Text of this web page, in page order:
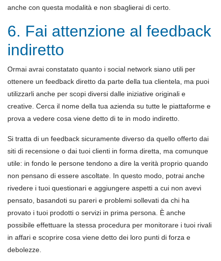
anche con questa modalità e non sbaglierai di certo.
6. Fai attenzione al feedback
indiretto
Ormai avrai constatato quanto i social network siano utili per
ottenere un feedback diretto da parte della tua clientela, ma puoi
utilizzarli anche per scopi diversi dalle iniziative originali e
creative. Cerca il nome della tua azienda su tutte le piattaforme e
prova a vedere cosa viene detto di te in modo indiretto.
Si tratta di un feedback sicuramente diverso da quello offerto dai
siti di recensione o dai tuoi clienti in forma diretta, ma comunque
utile: in fondo le persone tendono a dire la verità proprio quando
non pensano di essere ascoltate. In questo modo, potrai anche
rivedere i tuoi questionari e aggiungere aspetti a cui non avevi
pensato, basandoti su pareri e problemi sollevati da chi ha
provato i tuoi prodotti o servizi in prima persona. È anche
possibile effettuare la stessa procedura per monitorare i tuoi rivali
in affari e scoprire cosa viene detto dei loro punti di forza e
debolezze.